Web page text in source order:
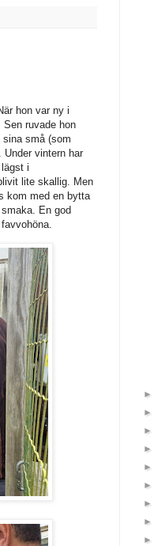
hon var ny i
ruvade hon
små (som
vintern har
i
lite skallig. Men
kom med en bytta
En god